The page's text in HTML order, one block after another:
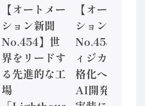
【オートメー
ション新聞
No.454】世
界をリードす
る先進的な工
場
【オートメー
ション新聞
No.453】フ
ィジカルAI本
格化へ 国産
AI開発や社会